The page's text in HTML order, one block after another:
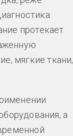
протекает
мягкие ткани,
а